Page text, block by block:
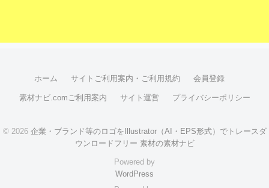
ホーム サイトご利用案内・ご利用規約 会員登録
素材ナビ.comご利用案内 サイト運営 プライバシーポリシー
© 2026 企業・ブランド等のロゴをIllustrator（AI・EPS形式）でトレースダ
ウンロードフリー 素材の素材ナビ
Powered by
WordPress